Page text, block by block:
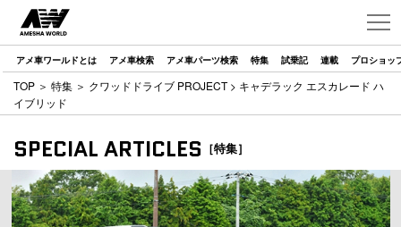
アメ車ワールドとは アメ車検索 アメ車パーツ検索 特集 試乗記 連載 プロショッ
TOP ＞ 特集 ＞ クワッドドライブ PROJECT> キャデラック エスカレード ハ
イブリッド
SPECIAL ARTICLES ［特集］